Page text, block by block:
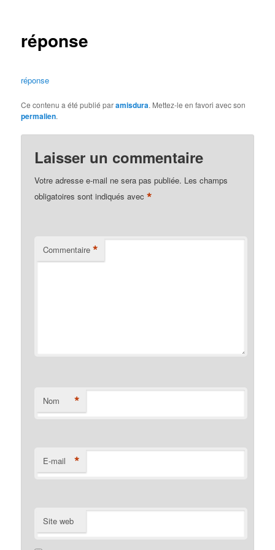
réponse
réponse
Ce contenu a été publié paramisdura. Mettez-le en favori avec son
permalien.
Laisser un commentaire
Votre adresse e-mail ne sera pas publiée. Les champs
obligatoires sont indiqués avec*
Commentaire *
Nom *
E-mail *
Site web